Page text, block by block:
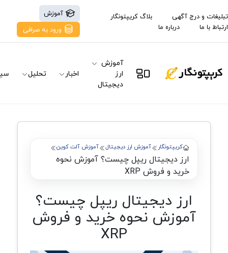
تبلیغات و درج آگهی
بلاگ کریپتونگار
ارتباط با ما
درباره ما
آموزش
ورود به صرافی
آموزش
ارز
دیجیتال
اخبار تحلیل
کریپتونگار آموزش ارز دیجیتال آموزش آلت کوین
ارز دیجیتال ریپل چیست؟ آموزش ‌نحوه
خرید و فروش XRP
ارز دیجیتال ریپل چیست؟
آموزش ‌نحوه خرید و فروش
XRP